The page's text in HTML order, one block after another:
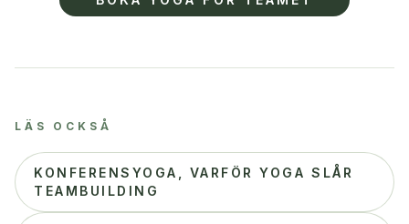
LÄS OCKSÅ
KONFERENSYOGA, VARFÖR YOGA SLÅR
TEAMBUILDING